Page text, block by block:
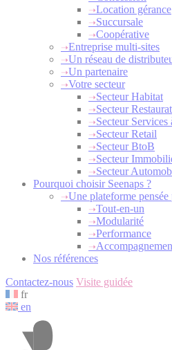
Location gérance
Succursale
Coopérative
Entreprise multi-sites
Un réseau de
Un partenaire
Votre secteur
Secteur Habitat
Secteur
Secteur Services
Secteur Retail
Secteur BtoB
Secteur
Secteur
Pourquoi choisir Seenaps ?
Une plateforme
Tout-en-un
Modularité
Performance
Nos références
Contactez-nous Visite guidée
fr
en